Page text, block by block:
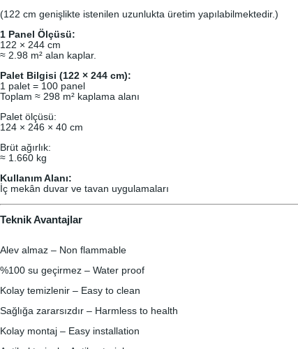
(122 cm genişlikte istenilen uzunlukta üretim yapılabilmektedir.)
1 Panel Ölçüsü:
122 × 244 cm
≈ 2.98 m² alan kaplar.
Palet Bilgisi (122 × 244 cm):
1 palet = 100 panel
Toplam ≈ 298 m² kaplama alanı
Palet ölçüsü:
124 × 246 × 40 cm
Brüt ağırlık:
≈ 1.660 kg
Kullanım Alanı:
İç mekân duvar ve tavan uygulamaları
Teknik Avantajlar
Alev almaz – Non flammable
%100 su geçirmez – Water proof
Kolay temizlenir – Easy to clean
Sağlığa zararsızdır – Harmless to health
Kolay montaj – Easy installation